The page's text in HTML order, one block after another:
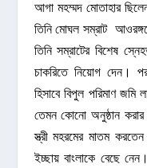
আগা মহম্মদ মোতাহার
তিনি মোঘল সম্রাট
তিনি সম্রাটের বিশেষ
চাকরিতে নিয়োগ দেন।
হিসাবে বিপুল পরিমাণ
তেমন কোনো অনুষ্ঠান
স্ত্রী মহরমের মাতম
ইচ্ছায় বাংলাকে বেছে